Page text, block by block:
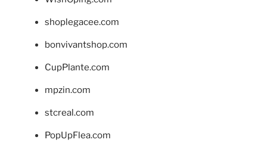
shoplegacee.com
bonvivantshop.com
CupPlante.com
mpzin.com
stcreal.com
PopUpFlea.com